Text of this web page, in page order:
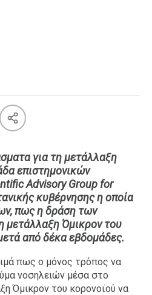
για τη μετάλλαξη
επιστημονικών
Advisory Group for
κυβέρνησης η οποία
πως η δράση των
μετάλλαξη Όμικρον του
από δέκα εβδομάδες.
πως ο μόνος τρόπος να
νοσηλειών μέσα στο
Όμικρον του κορονοϊού να